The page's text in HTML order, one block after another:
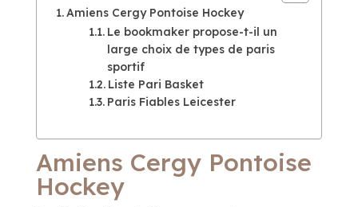
Amiens Cergy Pontoise Hockey
Le bookmaker propose-t-il un
large choix de types de paris
sportif
Liste Pari Basket
Paris Fiables Leicester
Amiens Cergy Pontoise
Hockey